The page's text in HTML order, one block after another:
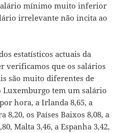
mínimo muito inferior
irrelevante não incita ao
estatísticos actuais da
verificamos que os salários
são muito diferentes de
Luxemburgo tem um salário
hora, a Irlanda 8,65, a
8,20, os Países Baixos 8,08, a
Malta 3,46, a Espanha 3,42,